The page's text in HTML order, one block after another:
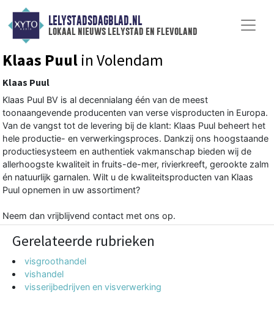
LELYSTADSDAGBLAD.NL
lokaal nieuws lelystad en flevoland
Klaas Puul in Volendam
Klaas Puul
Klaas Puul BV is al decennialang één van de meest
toonaangevende producenten van verse visproducten in Europa.
Van de vangst tot de levering bij de klant: Klaas Puul beheert het
hele productie- en verwerkingsproces. Dankzij ons hoogstaande
productiesysteem en authentiek vakmanschap bieden wij de
allerhoogste kwaliteit in fruits-de-mer, rivierkreeft, gerookte zalm
én natuurlijk garnalen. Wilt u de kwaliteitsproducten van Klaas
Puul opnemen in uw assortiment?
Neem dan vrijblijvend contact met ons op.
Gerelateerde rubrieken
visgroothandel
vishandel
visserijbedrijven en visverwerking